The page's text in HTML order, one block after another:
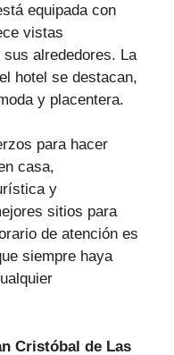
equipada con
vistas
alrededores. La
hotel se destacan,
y placentera.
para hacer
casa,
y
sitios para
de atención es
siempre haya
Cristóbal de Las